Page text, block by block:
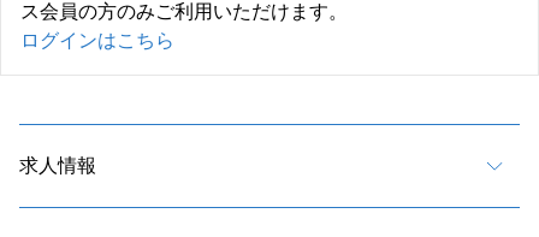
ス会員の方のみご利用いただけます。
ログインはこちら
求人情報